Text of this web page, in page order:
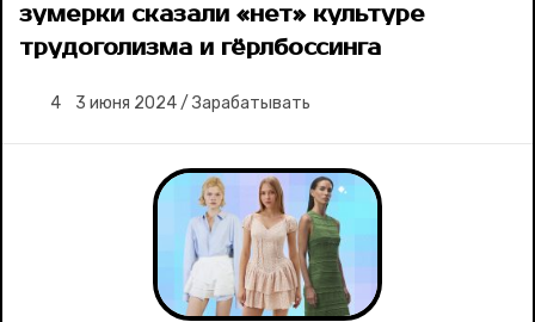
зумерки сказали «нет» культуре
трудоголизма и гёрлбоссинга
4 3 июня 2024/ Зарабатывать